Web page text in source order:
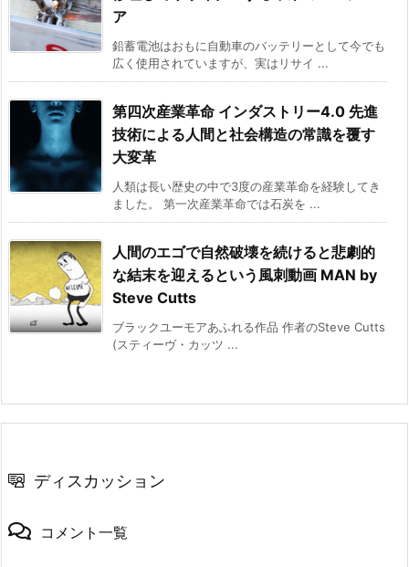
ア
鉛蓄電池はおもに自動車のバッテリーとして今でも
広く使用されていますが、実はリサイ ...
第四次産業革命 インダストリー4.0 先進
技術による人間と社会構造の常識を覆す
大変革
人類は長い歴史の中で3度の産業革命を経験してき
ました。 第一次産業革命では石炭を ...
人間のエゴで自然破壊を続けると悲劇的
な結末を迎えるという風刺動画 MAN by
Steve Cutts
ブラックユーモアあふれる作品 作者のSteve Cutts
(スティーヴ・カッツ ...
ディスカッション
コメント一覧